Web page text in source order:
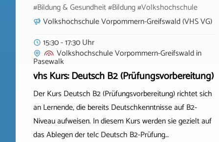
#Bildung & Gesundheit #Bildung #Volkshochschule
Volkshochschule Vorpommern-Greifswald (VHS VG)
15:30 - 17:30 Uhr
Volkshochschule Vorpommern-Greifswaldin
Pasewalk
vhs Kurs: Deutsch B2 (Prüfungsvorbereitung)
Der Kurs Deutsch B2 (Prüfungsvorbereitung) richtet sich
an Lernende, die bereits Deutschkenntnisse auf B2-
Niveau aufweisen. In diesem Kurs werden sie gezielt auf
das Ablegen der telc Deutsch B2-Prüfung…